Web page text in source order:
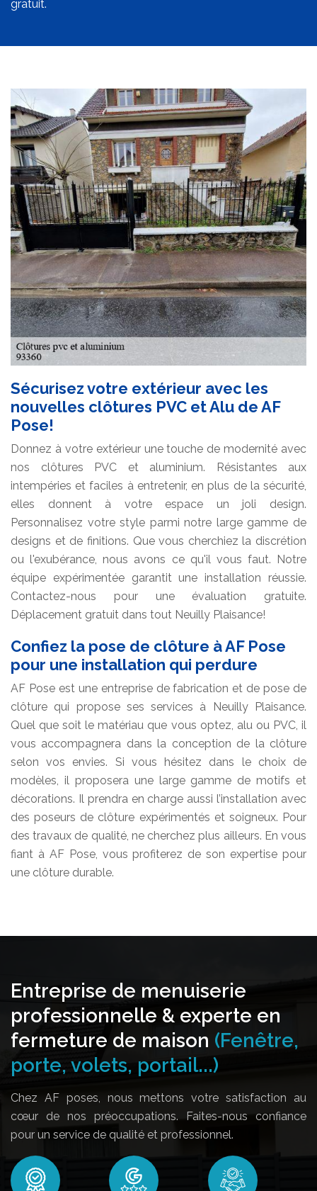
gratuit.
Sécurisez votre extérieur avec les
nouvelles clôtures PVC et Alu de AF
Pose!
Donnez à votre extérieur une touche de modernité avec
nos clôtures PVC et aluminium. Résistantes aux
intempéries et faciles à entretenir, en plus de la sécurité,
elles donnent à votre espace un joli design.
Personnalisez votre style parmi notre large gamme de
designs et de finitions. Que vous cherchiez la discrétion
ou l'exubérance, nous avons ce qu'il vous faut. Notre
équipe expérimentée garantit une installation réussie.
Contactez-nous pour une évaluation gratuite.
Déplacement gratuit dans tout Neuilly Plaisance!
Confiez la pose de clôture à AF Pose
pour une installation qui perdure
AF Pose est une entreprise de fabrication et de pose de
clôture qui propose ses services à Neuilly Plaisance.
Quel que soit le matériau que vous optez, alu ou PVC, il
vous accompagnera dans la conception de la clôture
selon vos envies. Si vous hésitez dans le choix de
modèles, il proposera une large gamme de motifs et
décorations. Il prendra en charge aussi l’installation avec
des poseurs de clôture expérimentés et soigneux. Pour
des travaux de qualité, ne cherchez plus ailleurs. En vous
fiant à AF Pose, vous profiterez de son expertise pour
une clôture durable.
Entreprise de menuiserie
professionnelle & experte en
fermeture de maison (Fenêtre,
porte, volets, portail...)
Chez AF poses, nous mettons votre satisfaction au
cœur de nos préoccupations. Faites-nous confiance
pour un service de qualité et professionnel.